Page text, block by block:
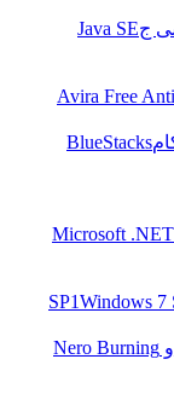
Java
Avira
Nero